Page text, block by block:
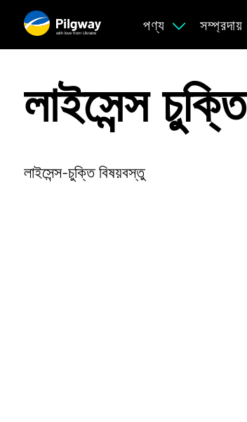
with love from Ukraine
পণ্য সম্প্রদায়
লাইসেন্স চুক্তি
লাইসেন্স-চুক্তি বিষয়বস্তু